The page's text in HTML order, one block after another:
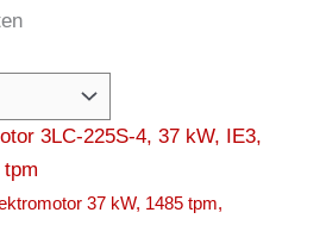
37 kW, 1485 tpm,